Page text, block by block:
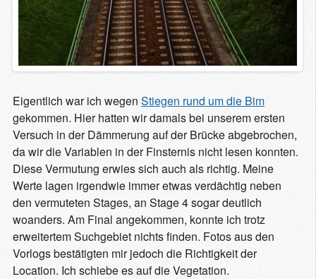
Eigentlich war ich wegen Stiegen rund um die Bim
gekommen. Hier hatten wir damals bei unserem ersten
Versuch in der Dämmerung auf der Brücke abgebrochen,
da wir die Variablen in der Finsternis nicht lesen konnten.
Diese Vermutung erwies sich auch als richtig. Meine
Werte lagen irgendwie immer etwas verdächtig neben
den vermuteten Stages, an Stage 4 sogar deutlich
woanders. Am Final angekommen, konnte ich trotz
erweitertem Suchgebiet nichts finden. Fotos aus den
Vorlogs bestätigten mir jedoch die Richtigkeit der
Location. Ich schiebe es auf die Vegetation.